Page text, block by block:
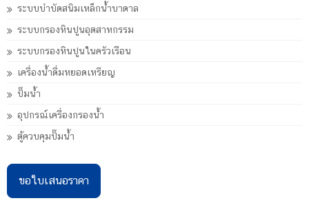
ระบบบำบัดสนิมเหล็กน้ำบาดาล
ระบบกรองหินปูนอุตสาหกรรม
ระบบกรองหินปูนในครัวเรือน
เครื่องน้ำดื่มหยอดเหรียญ
ปั๊มน้ำ
อุปกรณ์เครื่องกรองน้ำ
ตู้ควบคุมปั๊มน้ำ
ขอใบเสนอราคา